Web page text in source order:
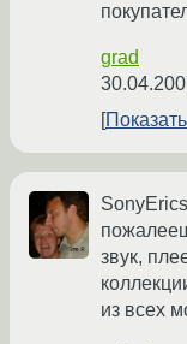
grad
звук,
из всех